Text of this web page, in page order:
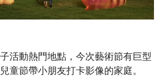
活動熱門地點，今次藝術節有巨型
童節帶小朋友打卡影像的家庭。